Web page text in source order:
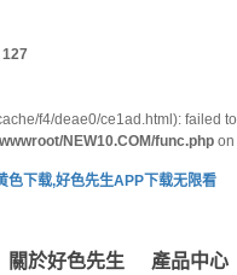
127
f4/deae0/ce1ad.html): failed to
NEW10.COM/func.php on
色下载,好色先生APP下载无限看
關於好色先生 產品中心